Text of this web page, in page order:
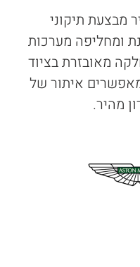
מבצעת תיקוני
ומחליפה מערכות
מאובזרת בציוד
איתור של
מהיר.